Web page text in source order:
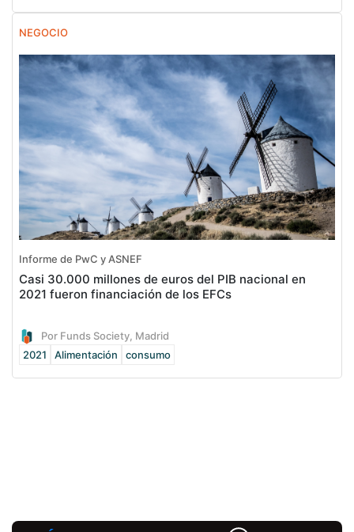
NEGOCIO
Informe de PwC y ASNEF
Casi 30.000 millones de euros del PIB nacional en
2021 fueron financiación de los EFCs
Por Funds Society, Madrid
2021
Alimentación consumo